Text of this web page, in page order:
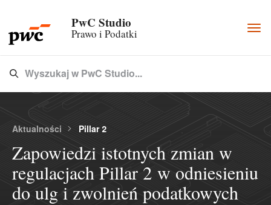
PwC Studio
Prawo i Podatki
Type 3 or more characters for results.
Wyszukaj w PwC Studio...
Aktualności Pillar 2
Zapowiedzi istotnych zmian w
regulacjach Pillar 2 w odniesieniu
do ulg i zwolnień podatkowych